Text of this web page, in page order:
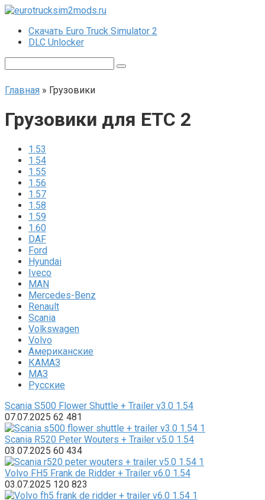
Перейти
контентуСкачать Euro Truck Simulator 2
DLC Unlocker
Главная » Грузовики
Грузовики для ЕТС 2
1.53
1.54
1.55
1.56
1.57
1.58
1.59
1.60
DAF
Ford
Hyundai
Iveco
MAN
Mercedes-Benz
Renault
Scania
Volkswagen
Volvo
Американские
КАМАЗ
МАЗ
Русские
Scania S500 Flower Shuttle + Trailer v3.0 1.54
07.07.2025 62 481
Scania R520 Peter Wouters + Trailer v5.0 1.54
03.07.2025 60 434
Volvo FH5 Frank de Ridder + Trailer v6.0 1.54
03.07.2025 120 823